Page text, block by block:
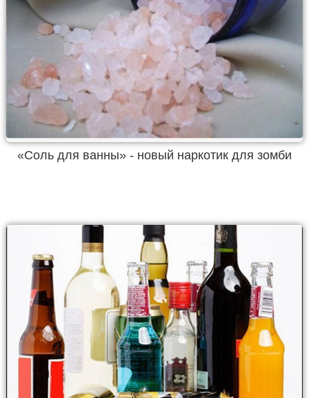
«Соль для ванны» - новый наркотик для зомби